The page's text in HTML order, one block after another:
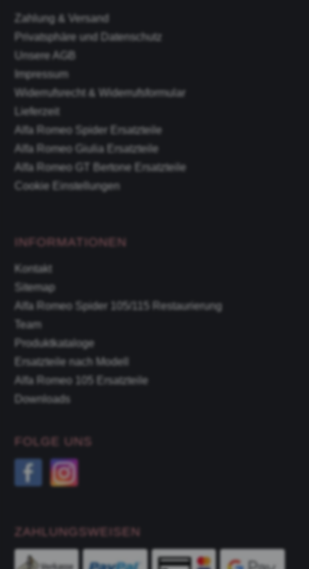
Zahlung & Versand
Privatsphäre und Datenschutz
Unsere AGB
Impressum
Widerrufsrecht & Widerrufsformular
Lieferzeit
Alfa Romeo Spider Ersatzteile
Alfa Romeo Giulia Ersatzteile
Alfa Romeo GT Bertone Ersatzteile
Cookie Einstellungen
INFORMATIONEN
Kontakt
Sitemap
Alfa Romeo Spider 105/115 Restaurierung
Team
Produktkataloge
Ersatzteile nach Modell
Alfa Romeo 105 Ersatzteile
Downloads
FOLGE UNS
ZAHLUNGSWEISEN